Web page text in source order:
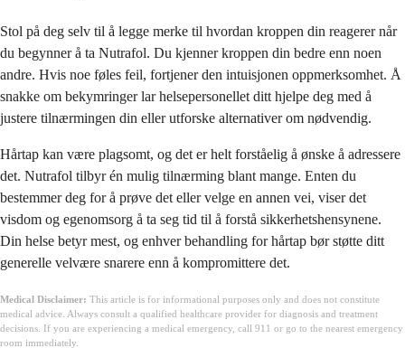
Stol på deg selv til å legge merke til hvordan kroppen din reagerer når
du begynner å ta Nutrafol. Du kjenner kroppen din bedre enn noen
andre. Hvis noe føles feil, fortjener den intuisjonen oppmerksomhet. Å
snakke om bekymringer lar helsepersonellet ditt hjelpe deg med å
justere tilnærmingen din eller utforske alternativer om nødvendig.
Hårtap kan være plagsomt, og det er helt forståelig å ønske å adressere
det. Nutrafol tilbyr én mulig tilnærming blant mange. Enten du
bestemmer deg for å prøve det eller velge en annen vei, viser det
visdom og egenomsorg å ta seg tid til å forstå sikkerhetshensynene.
Din helse betyr mest, og enhver behandling for hårtap bør støtte ditt
generelle velvære snarere enn å kompromittere det.
Medical Disclaimer: This article is for informational purposes only and does not constitute
medical advice. Always consult a qualified healthcare provider for diagnosis and treatment
decisions. If you are experiencing a medical emergency, call 911 or go to the nearest emergency
room immediately.